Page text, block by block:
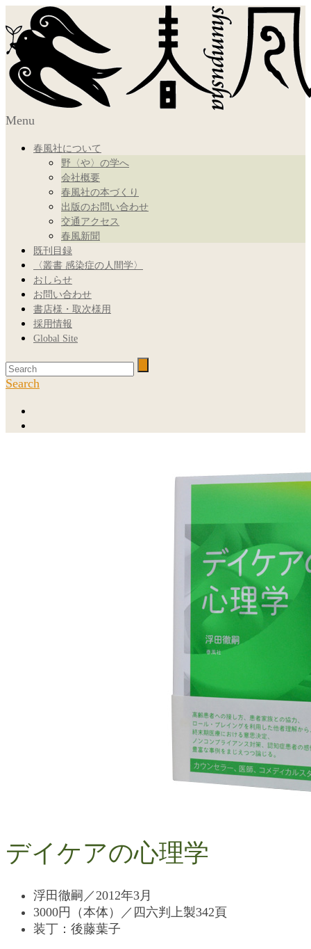
Menu
春風社について
野〈や〉の学へ
会社概要
春風社の本づくり
出版のお問い合わせ
交通アクセス
春風新聞
既刊目録
〈叢書 感染症の人間学〉
おしらせ
お問い合わせ
書店様・取次様用
採用情報
Global Site
Search
デイケアの心理学
浮田徹嗣／2012年3月
3000円（本体）／四六判上製342頁
装丁：後藤葉子